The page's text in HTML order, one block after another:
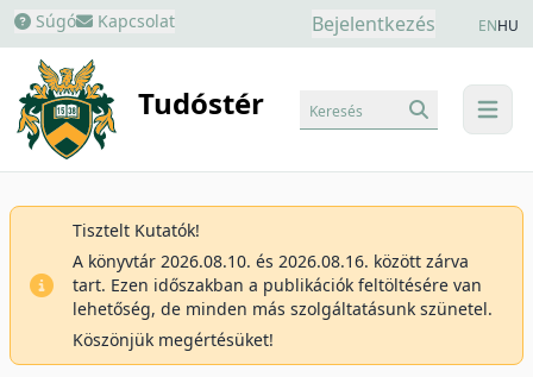
Súgó Kapcsolat Bejelentkezés ENHU
Tudóstér menu
Keresés
Tisztelt Kutatók!
A könyvtár 2026.08.10. és 2026.08.16. között zárva
tart. Ezen időszakban a publikációk feltöltésére van
lehetőség, de minden más szolgáltatásunk szünetel.
Köszönjük megértésüket!